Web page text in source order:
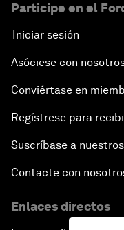
Participe en el
Iniciar sesión
Asóciese con
Conviértase en
Regístrese para
Suscríbase a
Contacte con
Enlaces directos